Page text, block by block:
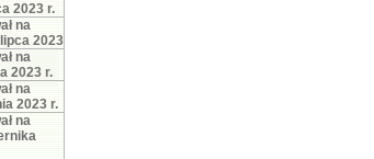
2023 r.
na
2023
na
2023 r.
na
2023 r.
na